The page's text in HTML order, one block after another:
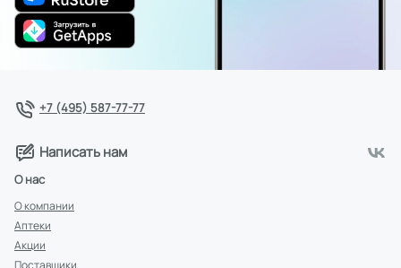
+7 (495) 587-77-77
Написать нам
О нас
О компании
Аптеки
Акции
Поставщики